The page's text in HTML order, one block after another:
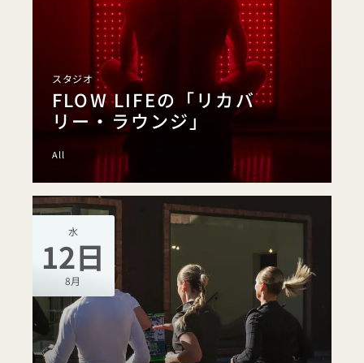
スタジオ
FLOW LIFEの「リカバ
リー・ラウンジ」
All
水
12日
8月